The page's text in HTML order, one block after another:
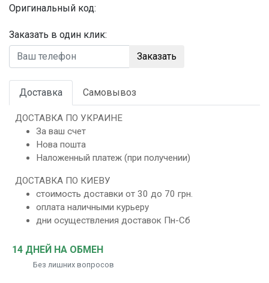
Оригинальный код:
Заказать в один клик:
Заказать
Доставка Самовывоз
ДОСТАВКА ПО УКРАИНЕ
За ваш счет
Нова пошта
Наложенный платеж (при получении)
ДОСТАВКА ПО КИЕВУ
стоимость доставки от 30 до 70 грн.
оплата наличными курьеру
дни осуществления доставок Пн-Сб
14 ДНЕЙ НА ОБМЕН
Без лишних вопросов